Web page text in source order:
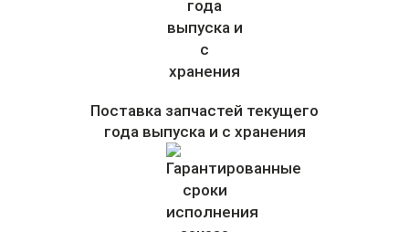
Поставка запчастей текущего
года выпуска и с хранения